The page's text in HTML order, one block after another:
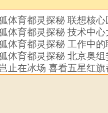
体育都灵探秘 联想核
体育都灵探秘 技术中心
体育都灵探秘 工作中的
体育都灵探秘 北京奥
止在冰场 喜看五星红